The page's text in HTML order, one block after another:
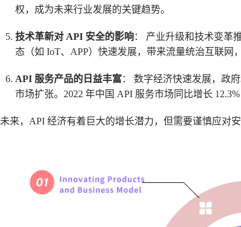
权，成为未来行业发展的关键趋势。
技术革新对 API 安全的影响： 产业升级和技术变革
态（如 IoT、APP）快速发展，带来流量统治互联网
API 服务产品的日益丰富： 数字经济快速发展，政
市场扩张。2022 年中国 API 服务市场同比增长
未来，API 经济有着巨大的增长潜力，但需要谨慎应对